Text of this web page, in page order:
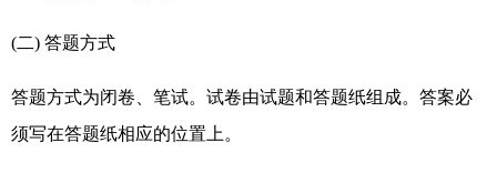
(二) 答题方式
答题方式为闭卷、笔试。试卷由试题和答题纸组成。答案必
须写在答题纸相应的位置上。